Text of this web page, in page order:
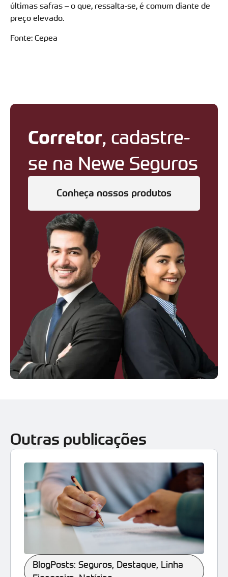
últimas safras – o que, ressalta-se, é comum diante de
preço elevado.
Fonte: Cepea
Corretor, cadastre-
se na Newe Seguros
Conheça nossos produtos
Outras publicações
BlogPosts: Seguros, Destaque, Linha